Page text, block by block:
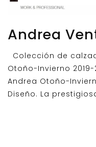
Andrea
Colección de
Otoño-Invierno
Andrea Otoño-
Diseño. La